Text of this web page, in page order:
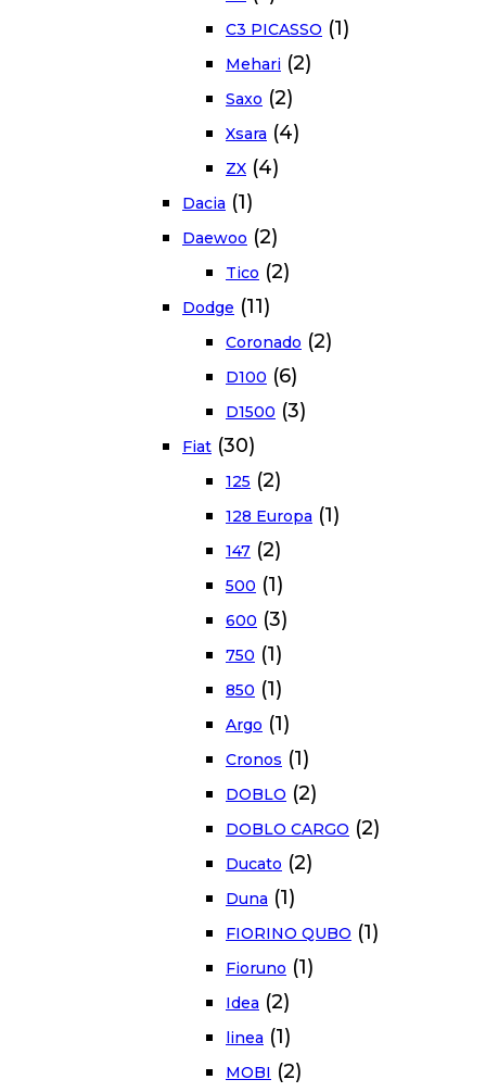
C3 PICASSO (1)
Mehari (2)
Saxo (2)
Xsara (4)
ZX (4)
Dacia (1)
Daewoo (2)
Tico (2)
Dodge (11)
Coronado (2)
D100 (6)
D1500 (3)
Fiat (30)
125 (2)
128 Europa (1)
147 (2)
500 (1)
600 (3)
750 (1)
850 (1)
Argo (1)
Cronos (1)
DOBLO (2)
DOBLO CARGO (2)
Ducato (2)
Duna (1)
FIORINO QUBO (1)
Fioruno (1)
Idea (2)
linea (1)
MOBI (2)